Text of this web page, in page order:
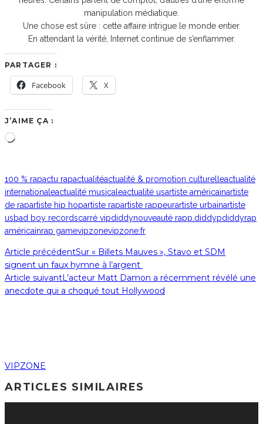
manipulation médiatique.
Une chose est sûre : cette affaire intrigue le monde entier.
En attendant la vérité, Internet continue de s’enflammer.
PARTAGER :
Facebook X
J’AIME ÇA :
Chargement…
100 % rapactu rapactualitéactualité & promotion culturelleactualité
internationaleactualité musicaleactualité usartiste américainartiste
de rapartiste hip hopartiste rapartiste rappeurartiste urbainartiste
usbad boy recordscarré vipdiddynouveauté rapp.diddypdiddyrap
américainrap gamevipzonevipzone.fr
Article précédentSur « Billets Mauves », Stavo et SDM
signent un faux hymne à l’argent
Article suivantL’acteur Matt Damon a récemment révélé une
anecdote qui a choqué tout Hollywood
VIPZONE
ARTICLES SIMILAIRES